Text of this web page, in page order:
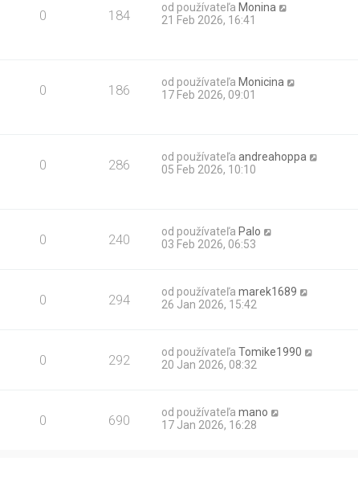
0 184 od používateľa Monina
21 Feb 2026, 16:41
0 186 od používateľa Monicina
17 Feb 2026, 09:01
0 286 od používateľaandreahoppa
05 Feb 2026, 10:10
0 240 od používateľa Palo
03 Feb 2026, 06:53
0 294 od používateľamarek1689
26 Jan 2026, 15:42
0 292 od používateľaTomike1990
20 Jan 2026, 08:32
0 690 od používateľamano
17 Jan 2026, 16:28